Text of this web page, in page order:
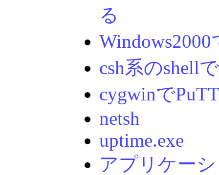
る
csh系のshell
cygwinで
netsh
uptime.exe
アプリケー